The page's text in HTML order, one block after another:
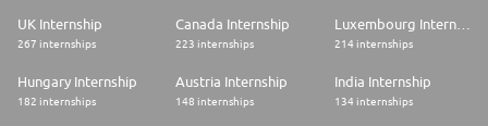
UK Internship
267 internships
Canada Internship
223 internships
Luxembourg Internship
214 internships
Hungary Internship
182 internships
Austria Internship
148 internships
India Internship
134 internships